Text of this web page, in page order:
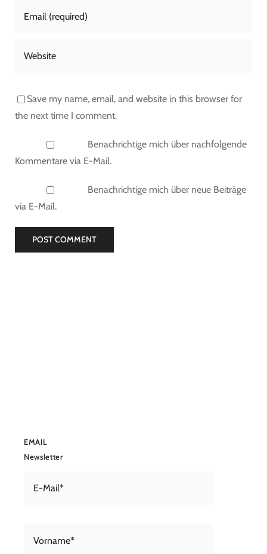
Save my name, email, and website in this browser for
the next time I comment.
Benachrichtige mich über nachfolgende
Kommentare via E-Mail.
Benachrichtige mich über neue Beiträge
via E-Mail.
EMAIL
Newsletter